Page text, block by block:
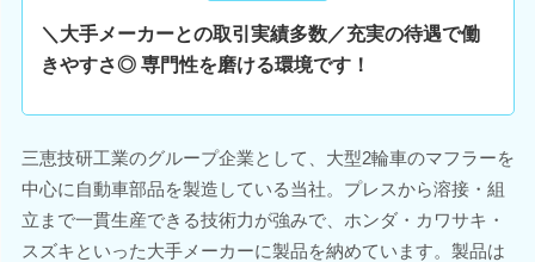
＼大手メーカーとの取引実績多数／充実の待遇で働
きやすさ◎ 専門性を磨ける環境です！
三恵技研工業のグループ企業として、大型2輪車のマフラーを
中心に自動車部品を製造している当社。プレスから溶接・組
立まで一貫生産できる技術力が強みで、ホンダ・カワサキ・
スズキといった大手メーカーに製品を納めています。製品は